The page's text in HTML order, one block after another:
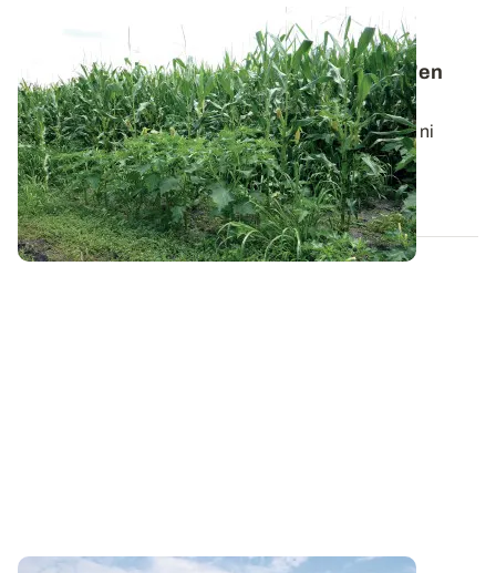
Daturas en fleur dans le maïs : comment s'en
débarrasser au plus vite ?
Il n’est plus possible d’intervenir ni mécaniquement ni
chimiquement sur la flore...
24 JUILL. 2025